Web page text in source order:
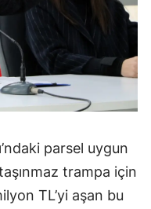
parsel uygun
trampa için
TL’yi aşan bu